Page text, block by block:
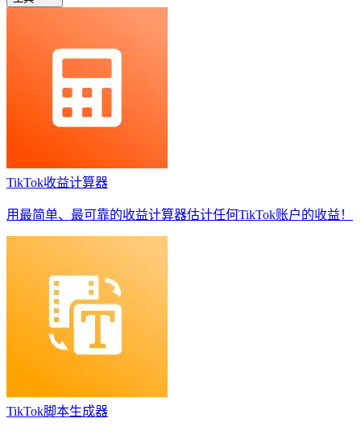
TikTok收益计算器
用最简单、最可靠的收益计算器估计任何TikTok账户的收益！
TikTok脚本生成器